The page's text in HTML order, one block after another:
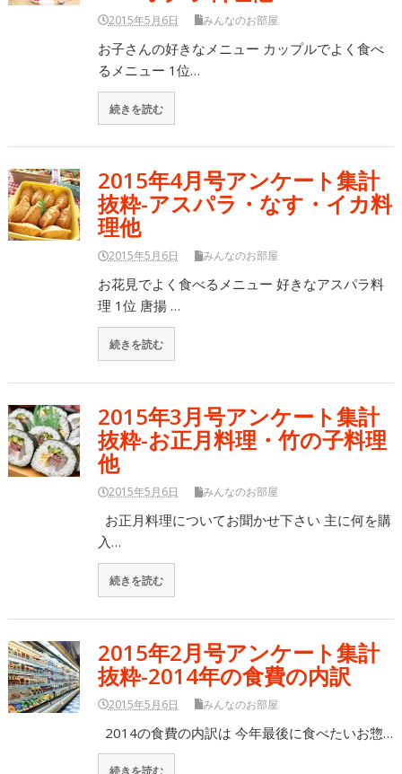
2015年5月6日 みんなのお部屋
お子さんの好きなメニュー カップルでよく食べ
るメニュー 1位…
続きを読む
2015年4月号アンケート集計
抜粋-アスパラ・なす・イカ料
理他
2015年5月6日 みんなのお部屋
お花見でよく食べるメニュー 好きなアスパラ料
理 1位 唐揚 …
続きを読む
2015年3月号アンケート集計
抜粋-お正月料理・竹の子料理
他
2015年5月6日 みんなのお部屋
お正月料理についてお聞かせ下さい 主に何を購
入…
続きを読む
2015年2月号アンケート集計
抜粋-2014年の食費の内訳
2015年5月6日 みんなのお部屋
2014の食費の内訳は 今年最後に食べたいお惣…
続きを読む